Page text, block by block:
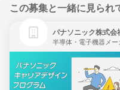
この募集と一緒に見られ
パナソニック株式会
半導体・電子機器メー